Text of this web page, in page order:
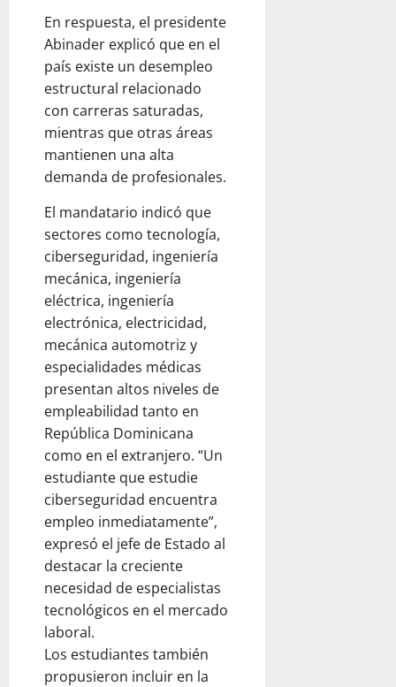
En respuesta, el presidente
Abinader explicó que en el
país existe un desempleo
estructural relacionado
con carreras saturadas,
mientras que otras áreas
mantienen una alta
demanda de profesionales.
El mandatario indicó que
sectores como tecnología,
ciberseguridad, ingeniería
mecánica, ingeniería
eléctrica, ingeniería
electrónica, electricidad,
mecánica automotriz y
especialidades médicas
presentan altos niveles de
empleabilidad tanto en
República Dominicana
como en el extranjero. “Un
estudiante que estudie
ciberseguridad encuentra
empleo inmediatamente”,
expresó el jefe de Estado al
destacar la creciente
necesidad de especialistas
tecnológicos en el mercado
laboral.
Los estudiantes también
propusieron incluir en la